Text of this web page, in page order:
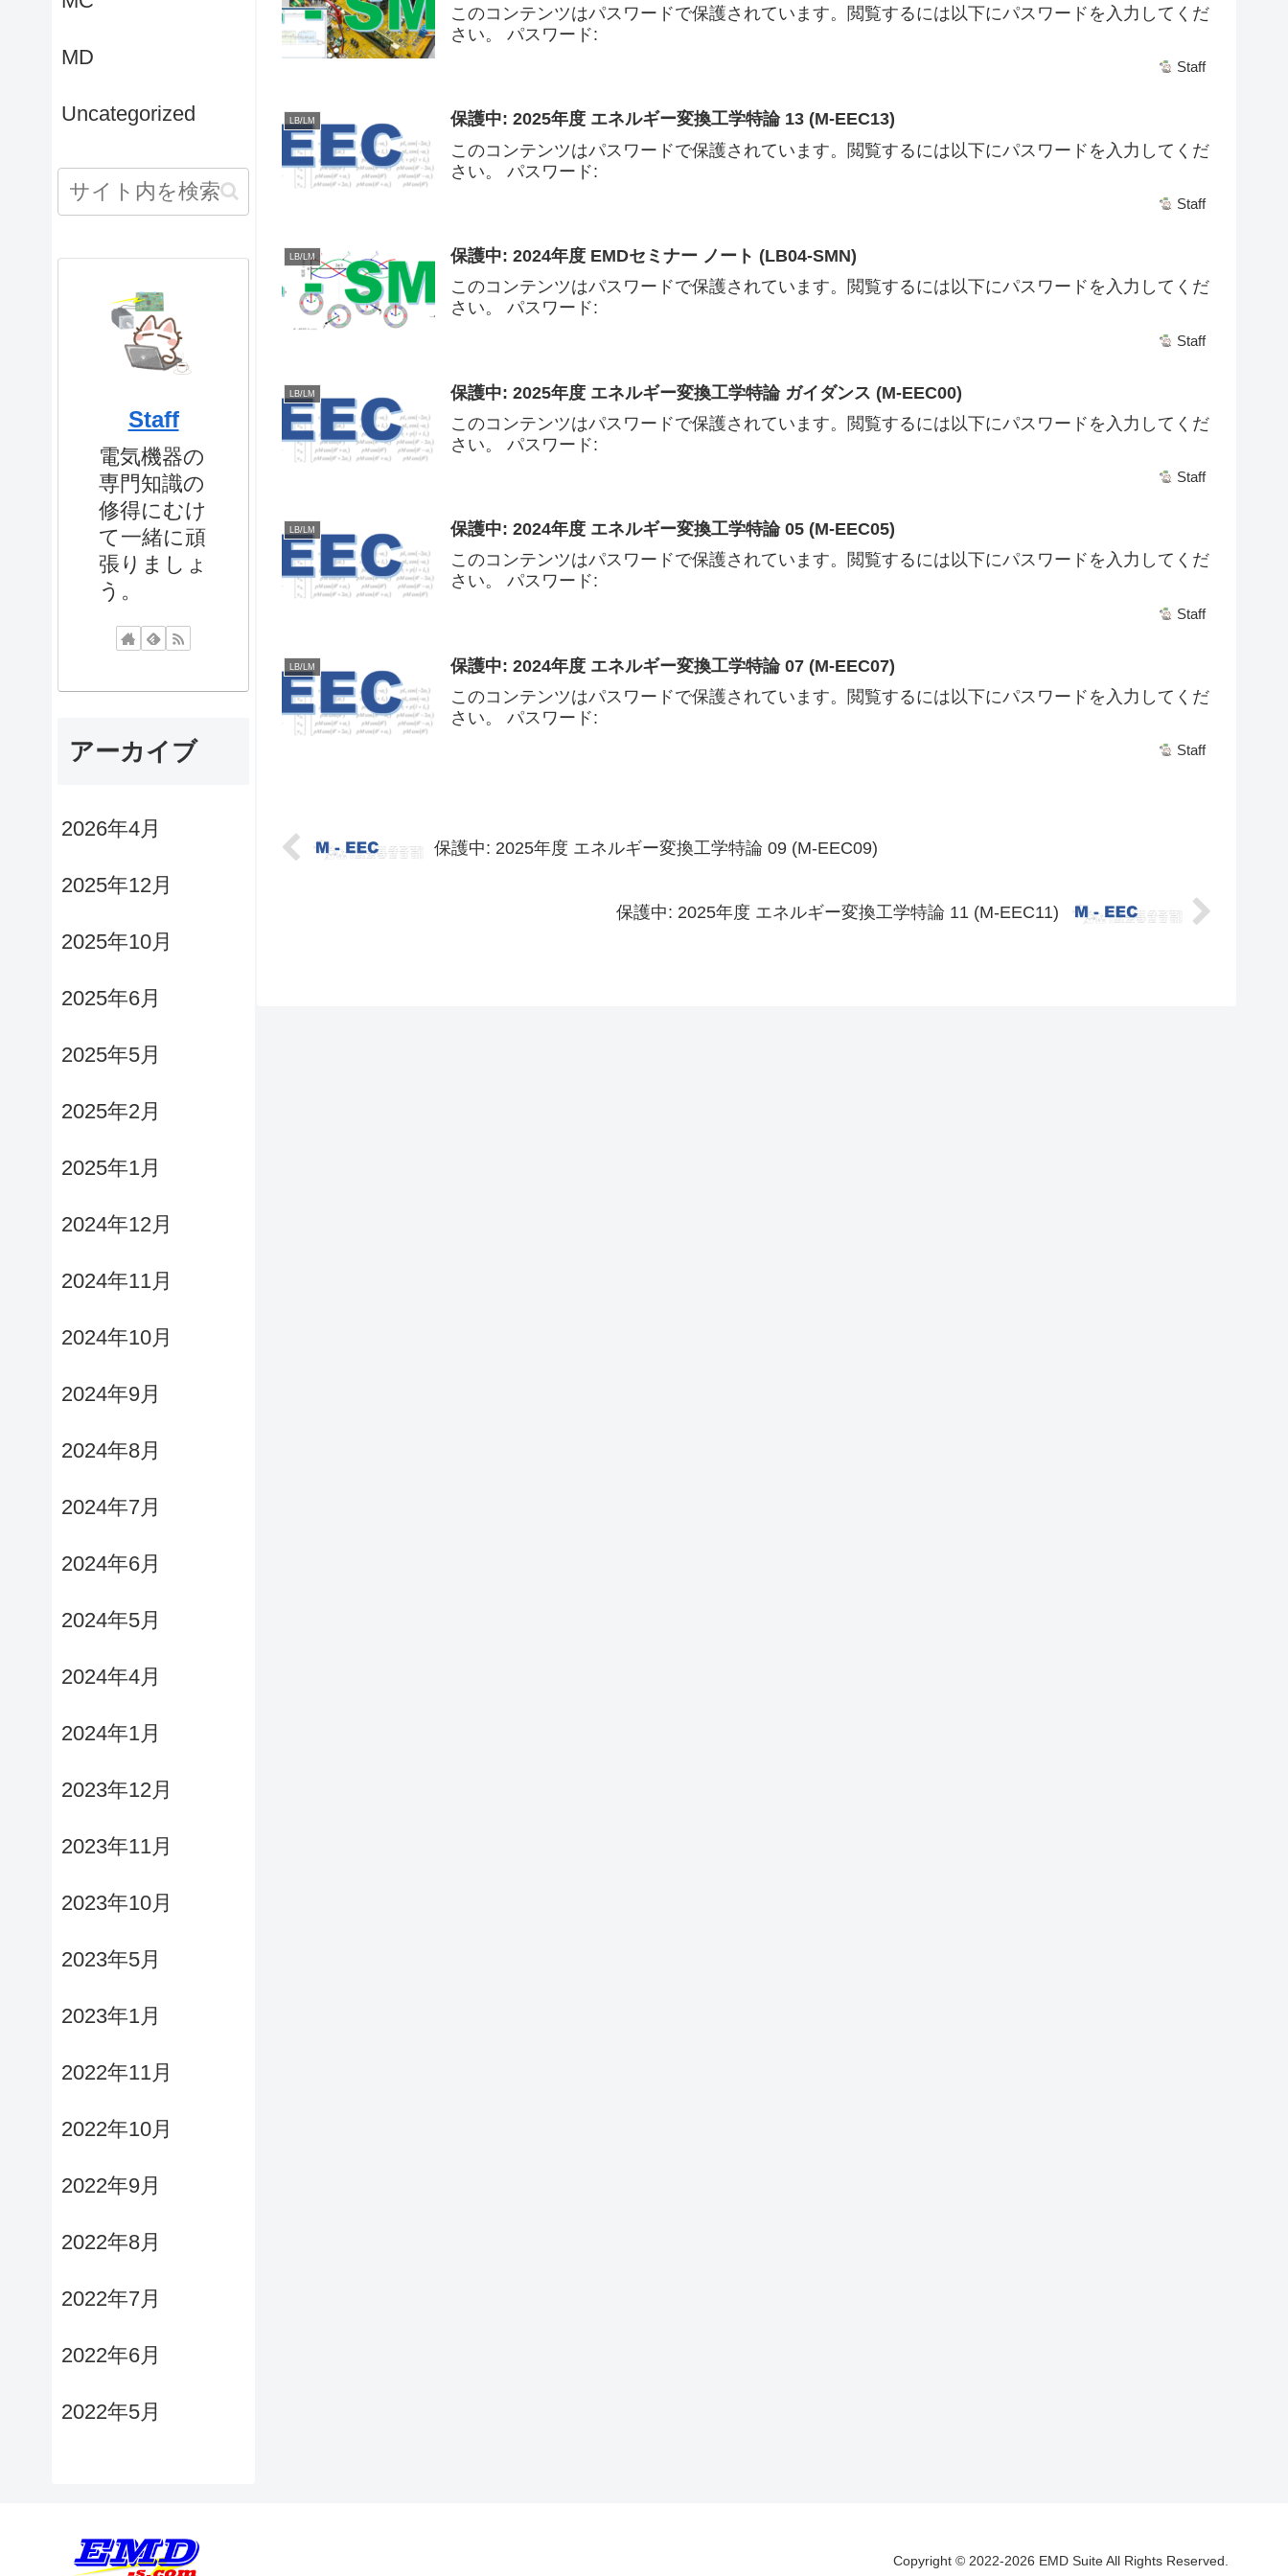
このコンテンツはパスワードで保護されています。閲覧するには以下にパスワードを入力してくだ
さい。 パスワード:
Staff
LB/LM
保護中: 2025年度 エネルギー変換工学特論 13 (M-EEC13)
このコンテンツはパスワードで保護されています。閲覧するには以下にパスワードを入力してくだ
さい。 パスワード:
Staff
LB/LM
保護中: 2024年度 EMDセミナー ノート (LB04-SMN)
このコンテンツはパスワードで保護されています。閲覧するには以下にパスワードを入力してくだ
さい。 パスワード:
Staff
LB/LM
保護中: 2025年度 エネルギー変換工学特論 ガイダンス (M-EEC00)
このコンテンツはパスワードで保護されています。閲覧するには以下にパスワードを入力してくだ
さい。 パスワード:
Staff
LB/LM
保護中: 2024年度 エネルギー変換工学特論 05 (M-EEC05)
このコンテンツはパスワードで保護されています。閲覧するには以下にパスワードを入力してくだ
さい。 パスワード:
Staff
LB/LM
保護中: 2024年度 エネルギー変換工学特論 07 (M-EEC07)
このコンテンツはパスワードで保護されています。閲覧するには以下にパスワードを入力してくだ
さい。 パスワード:
Staff
保護中: 2025年度 エネルギー変換工学特論 09 (M-EEC09)
保護中: 2025年度 エネルギー変換工学特論 11 (M-EEC11)
MD
Uncategorized
Staff
電気機器の
専門知識の
修得にむけ
て一緒に頑
張りましょ
う。
アーカイブ
2026年4月
2025年12月
2025年10月
2025年6月
2025年5月
2025年2月
2025年1月
2024年12月
2024年11月
2024年10月
2024年9月
2024年8月
2024年7月
2024年6月
2024年5月
2024年4月
2024年1月
2023年12月
2023年11月
2023年10月
2023年5月
2023年1月
2022年11月
2022年10月
2022年9月
2022年8月
2022年7月
2022年6月
2022年5月
Copyright © 2022-2026 EMD Suite All Rights Reserved.